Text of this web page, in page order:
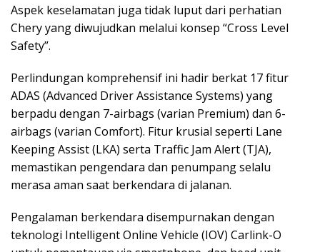
Aspek keselamatan juga tidak luput dari perhatian
Chery yang diwujudkan melalui konsep “Cross Level
Safety”.
Perlindungan komprehensif ini hadir berkat 17 fitur
ADAS (Advanced Driver Assistance Systems) yang
berpadu dengan 7-airbags (varian Premium) dan 6-
airbags (varian Comfort). Fitur krusial seperti Lane
Keeping Assist (LKA) serta Traffic Jam Alert (TJA),
memastikan pengendara dan penumpang selalu
merasa aman saat berkendara di jalanan.
Pengalaman berkendara disempurnakan dengan
teknologi Intelligent Online Vehicle (IOV) Carlink-O